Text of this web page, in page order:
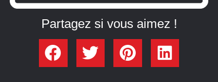
Partagez si vous aimez !